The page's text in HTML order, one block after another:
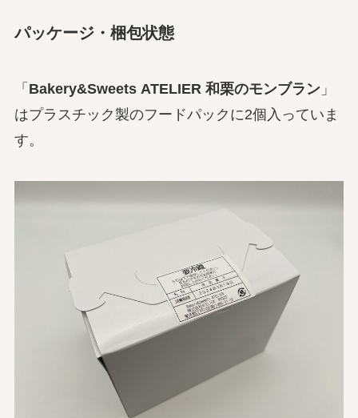
パッケージ・梱包状態
「 Bakery&Sweets ATELIER 和栗のモンブラン」
はプラスチック製のフードパックに2個入っていま
す。